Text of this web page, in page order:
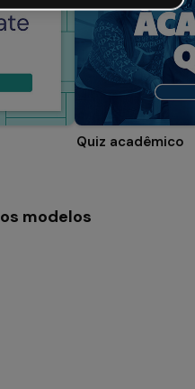
Quiz acadêmico
modelos